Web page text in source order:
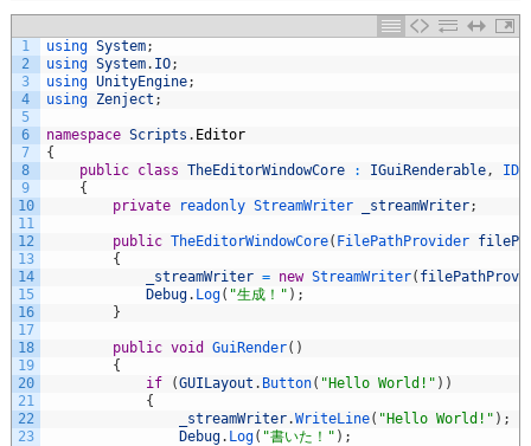
1
2
3
4
5
6
7
8
9
10
11
12
13
14
15
16
17
18
19
20
21
22
23
using System;
using System. IO;
using UnityEngine;
using Zenject ;
namespace Scripts . Editor
{
public class TheEditorWindowCore : IGuiRenderable,
{
private
readonly StreamWriter _streamWriter;
public TheEditorWindowCore( FilePathProvider
{
_streamWriter = new StreamWriter(
Debug. Log( "生成！" ) ;
}
public void GuiRender( )
{
if
(GUILayout . Button( "Hello World!" ) )
{
_streamWriter.WriteLine( "Hello World!" ) ;
Debug. Log( "書いた！" ) ;